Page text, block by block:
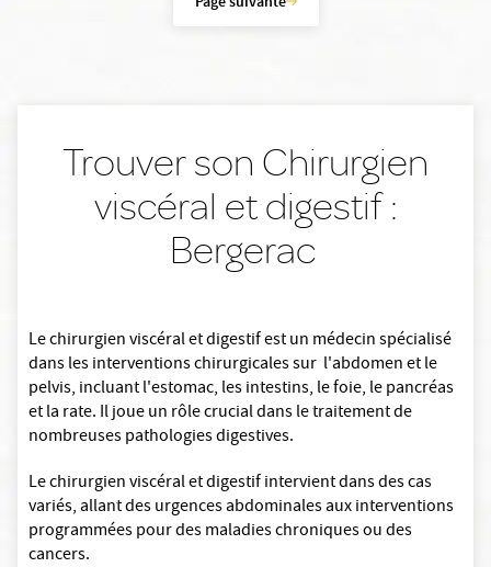
Trouver son Chirurgien
viscéral et digestif :
Bergerac
Le chirurgien viscéral et digestif est un médecin spécialisé
dans les interventions chirurgicales sur l'abdomen et le
pelvis, incluant l'estomac, les intestins, le foie, le pancréas
et la rate. Il joue un rôle crucial dans le traitement de
nombreuses pathologies digestives.
Le chirurgien viscéral et digestif intervient dans des cas
variés, allant des urgences abdominales aux interventions
programmées pour des maladies chroniques ou des
cancers.